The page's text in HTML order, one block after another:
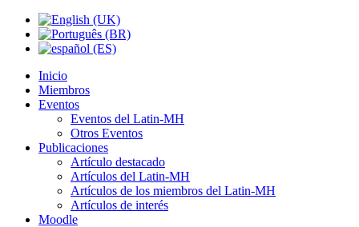
Inicio
Miembros
Eventos
Eventos del Latin-MH
Otros Eventos
Publicaciones
Artículo destacado
Artículos del Latin-MH
Artículos de los miembros del Latin-MH
Artículos de interés
Moodle